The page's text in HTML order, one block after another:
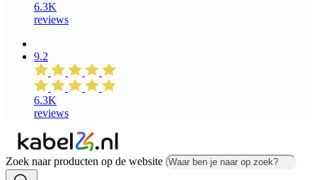
6.3K
reviews
9.2
6.3K
reviews
Zoek naar producten op de website